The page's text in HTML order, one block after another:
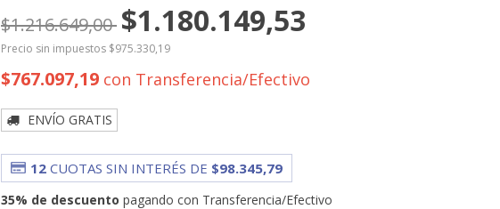
$1.216.649,00 $1.180.149,53
Precio sin impuestos $975.330,19
$767.097,19 con Transferencia/Efectivo
ENVÍO GRATIS
12 CUOTAS SIN INTERÉS DE $98.345,79
35% de descuento pagando con Transferencia/Efectivo